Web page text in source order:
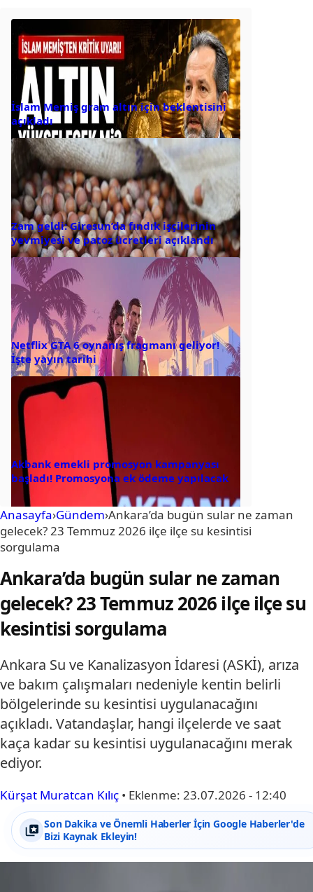
İslam Memiş gram altın için beklentisini
açıkladı
Zam geldi: Giresun’da fındık işçilerinin
yevmiyesi ve patoz ücretleri açıklandı
Netflix GTA 6 oynanış fragmanı geliyor!
İşte yayın tarihi
Akbank emekli promosyon kampanyası
başladı! Promosyona ek ödeme yapılacak
Anasayfa›Gündem›Ankara’da bugün sular ne zaman
gelecek? 23 Temmuz 2026 ilçe ilçe su kesintisi
sorgulama
Ankara’da bugün sular ne zaman
gelecek? 23 Temmuz 2026 ilçe ilçe su
kesintisi sorgulama
Ankara Su ve Kanalizasyon İdaresi (ASKİ), arıza
ve bakım çalışmaları nedeniyle kentin belirli
bölgelerinde su kesintisi uygulanacağını
açıkladı. Vatandaşlar, hangi ilçelerde ve saat
kaça kadar su kesintisi uygulanacağını merak
ediyor.
Kürşat Muratcan Kılıç • Eklenme: 23.07.2026 - 12:40
Son Dakika ve Önemli Haberler İçin Google Haberler'de
Bizi Kaynak Ekleyin!